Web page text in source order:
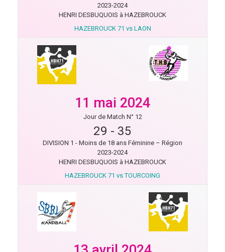
2023-2024
HENRI DESBUQUOIS à HAZEBROUCK
HAZEBROUCK 71 vs LAON
11 mai 2024
Jour de Match N° 12
29 - 35
DIVISION 1 - Moins de 18 ans Féminine – Région
2023-2024
HENRI DESBUQUOIS à HAZEBROUCK
HAZEBROUCK 71 vs TOURCOING